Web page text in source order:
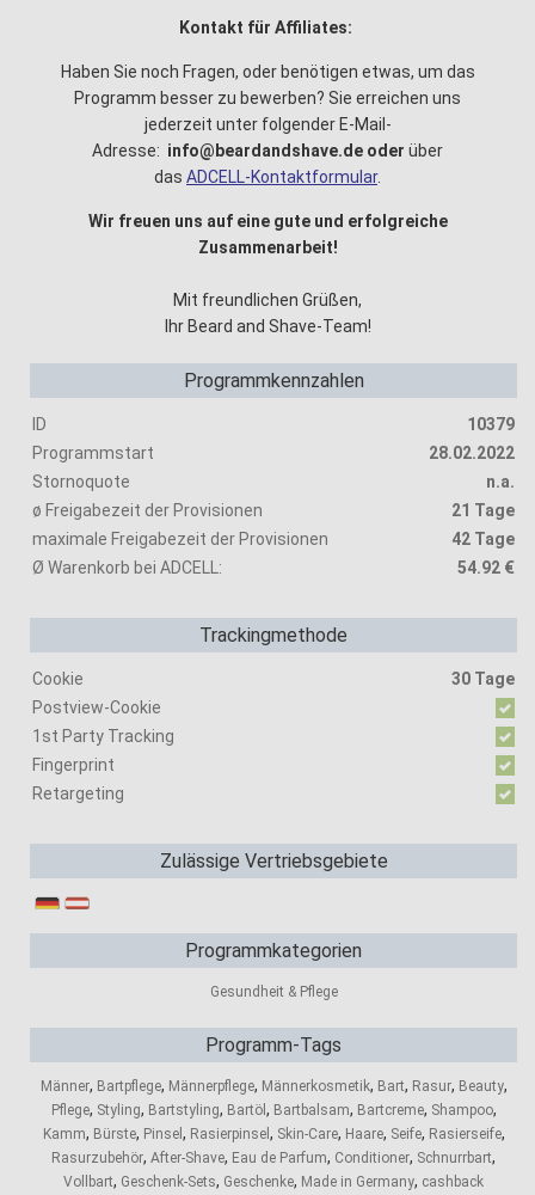
Kontakt für Affiliates:
Haben Sie noch Fragen, oder benötigen etwas, um das
Programm besser zu bewerben? Sie erreichen uns
jederzeit unter folgender E-Mail-
Adresse: info@beardandshave.de oder über
das ADCELL-Kontaktformular.
Wir freuen uns auf eine gute und erfolgreiche
Zusammenarbeit!
Mit freundlichen Grüßen,
Ihr Beard and Shave-Team!
Programmkennzahlen
ID
10379
Programmstart
28.02.2022
Stornoquote
n.a.
ø Freigabezeit der Provisionen
21 Tage
maximale Freigabezeit der Provisionen
42 Tage
Ø Warenkorb bei ADCELL:
54.92 €
Trackingmethode
Cookie
30 Tage
Postview-Cookie
1st Party Tracking
Fingerprint
Retargeting
Zulässige Vertriebsgebiete
Programmkategorien
Gesundheit & Pflege
Programm-Tags
Männer, Bartpflege, Männerpflege, Männerkosmetik, Bart, Rasur, Beauty,
Pflege, Styling, Bartstyling, Bartöl , Bartbalsam, Bartcreme, Shampoo,
Kamm, Bürste, Pinsel , Rasierpinsel , Skin-Care, Haare, Seife, Rasierseife,
Rasurzubehör, After-Shave, Eau de Parfum, Conditioner, Schnurrbart,
Vollbart, Geschenk-Sets, Geschenke, Made in Germany, cashback